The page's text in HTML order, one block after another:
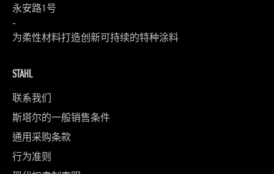
永安路1号
-
为柔性材料打造创新可持续的特种涂料
STAHL
联系我们
斯塔尔的一般销售条件
通用采购条款
行为准则